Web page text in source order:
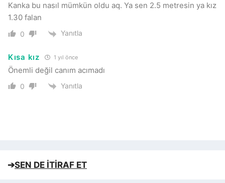
Kanka bu nasıl mümkün oldu aq. Ya sen 2.5 metresin ya kız
1.30 falan
0 Yanıtla
Kısa kız 1 yıl önce
Önemli değil canım acımadı
0 Yanıtla
➔SEN DE İTİRAF ET